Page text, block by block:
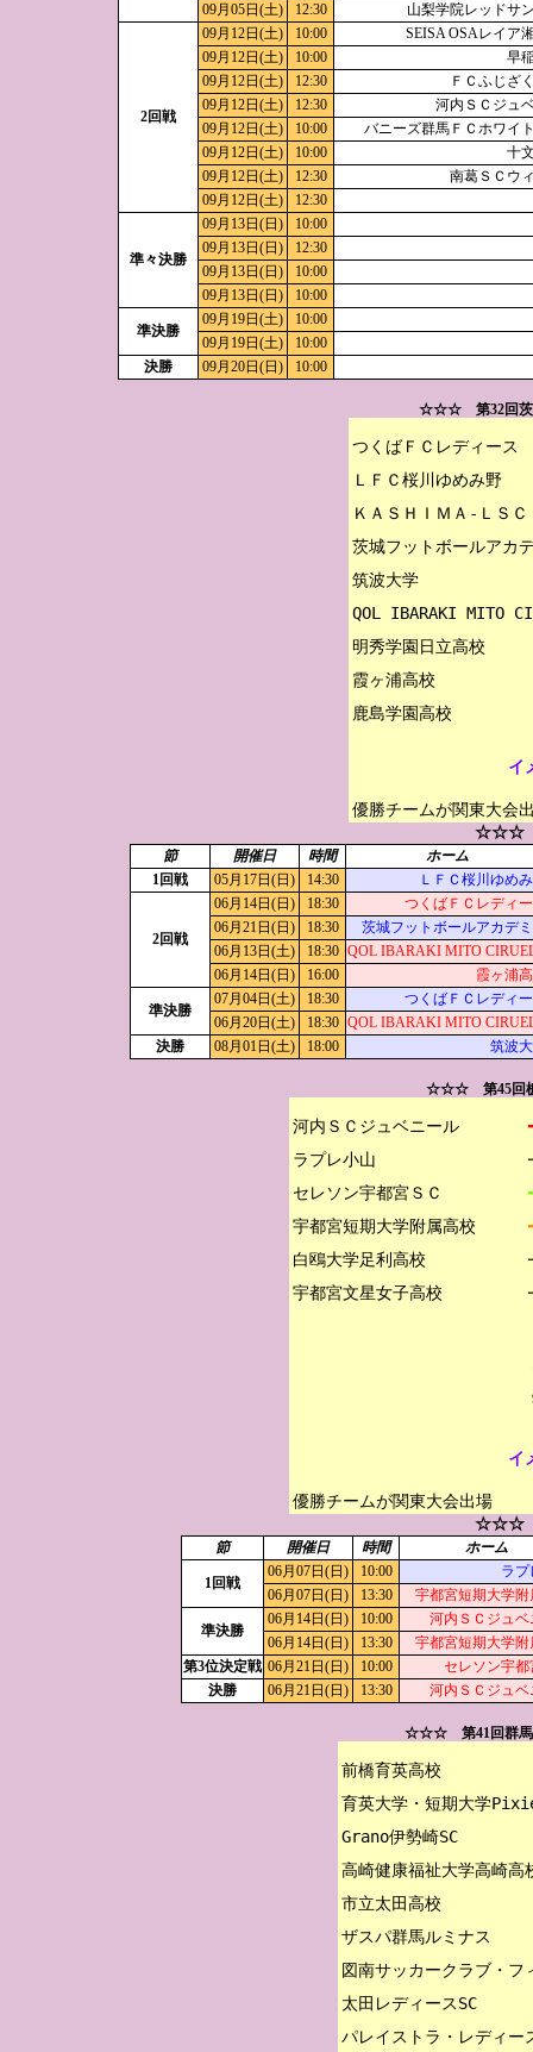
09月05日(土)
12:30 山梨学院レッドサ
2回戦
09月12日(土) 10:00
SEISA OSAレイア
09月12日(土)
10:00
早
09月12日(土)
12:30
ＦＣふじざ
09月12日(土)
12:30
河内ＳＣジュ
09月12日(土)
10:00
バニーズ群馬ＦＣホワイ
09月12日(土)
10:00
十
09月12日(土)
12:30
南葛ＳＣウ
09月12日(土)
12:30
準々決勝
09月13日(日)
10:00
09月13日(日)
12:30
09月13日(日)
10:00
09月13日(日)
10:00
準決勝
09月19日(土)
10:00
09月19日(土)
10:00
決勝
09月20日(日) 10:00
☆☆☆ 第32回茨
つくばＦＣレディース
ＬＦＣ桜川ゆめみ野
ＫＡＳＨＩＭＡ-ＬＳＣ
茨城フットボールアカ
筑波大学
QOL IBARAKI MITO
明秀学園日立高校
霞ヶ浦高校
イ
優勝チームが関東大会
☆☆☆
節 開催日 時間
ホーム
1回戦
05月17日(日) 14:30 ＬＦＣ桜川ゆめ
2回戦
06月14日(日) 18:30
つくばＦＣレディ
06月21日(日)
18:30
茨城フットボールアカデ
06月13日(土)
18:30 QOL IBARAKI MITO
06月14日(日)
16:00 霞ヶ浦
準決勝
07月04日(土) 18:30
つくばＦＣレディ
06月20日(土)
18:30 QOL IBARAKI MITO
決勝
08月01日(土) 18:00 筑波
☆☆☆ 第45回
河内ＳＣジュベニール
ラプレ小山
セレソン宇都宮ＳＣ
宇都宮短期大学附属高校
白鴎大学足利高校
イ
優勝チームが関東大会出場
☆☆☆
節 開催日 時間 ホーム
1回戦
06月07日(日) 10:00
ラプ
06月07日(日)
13:30 宇都宮短期大学附
準決勝
06月14日(日) 10:00
河内ＳＣジュベ
06月14日(日)
13:30
宇都宮短期大学附
第3位決定戦 06月21日(日) 10:00
セレソン宇都
決勝
06月21日(日) 13:30 河内ＳＣジュベ
☆☆☆ 第41回群馬
前橋育英高校
育英大学・短期大学
Grano伊勢崎SC
高崎健康福祉大学高崎高
市立太田高校
ザスパ群馬ルミナス
図南サッカークラブ・フ
太田レディースSC